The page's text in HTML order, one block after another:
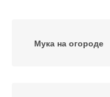
Мука на огороде